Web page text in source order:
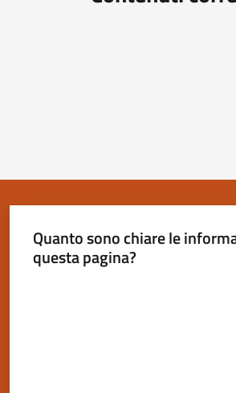
Quanto sono chiare le
questa pagina?